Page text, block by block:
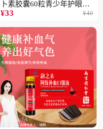
卜素胶囊60粒青少年护眼中
老年保健品一瓶
¥33 ¥40